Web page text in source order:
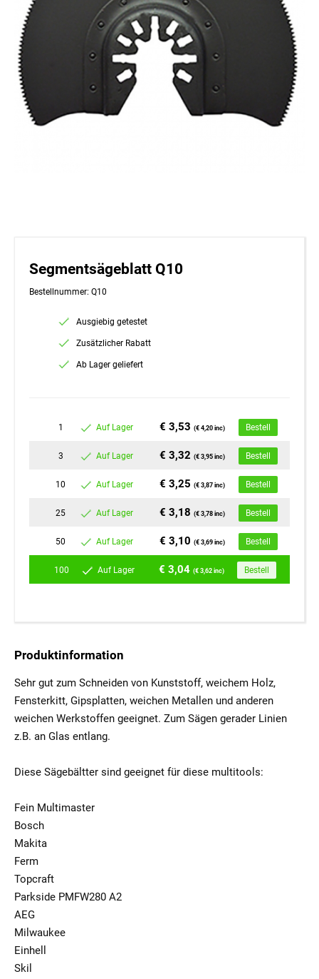
Segmentsägeblatt Q10
Bestellnummer: Q10
Ausgiebig getestet
Zusätzlicher Rabatt
Ab Lager geliefert
1 Auf Lager € 3,53(€ 4,20 inc) Bestell
3 Auf Lager € 3,32(€ 3,95 inc) Bestell
10 Auf Lager € 3,25(€ 3,87 inc) Bestell
25 Auf Lager € 3,18(€ 3,78 inc) Bestell
50 Auf Lager € 3,10(€ 3,69 inc) Bestell
100 Auf Lager € 3,04(€ 3,62 inc) Bestell
Produktinformation
Sehr gut zum Schneiden von Kunststoff, weichem Holz,
Fensterkitt, Gipsplatten, weichen Metallen und anderen
weichen Werkstoffen geeignet. Zum Sägen gerader Linien
z.B. an Glas entlang.
Diese Sägebältter sind geeignet für diese multitools:
Fein Multimaster
Bosch
Makita
Ferm
Topcraft
Parkside PMFW280 A2
AEG
Milwaukee
Einhell
Skil